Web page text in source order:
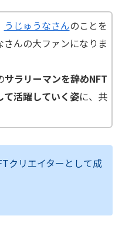
うじゅうなさんのことを
んの大ファンになりま
サラリーマンを辞めNFT
て活躍していく姿に、共
クリエイターとして成